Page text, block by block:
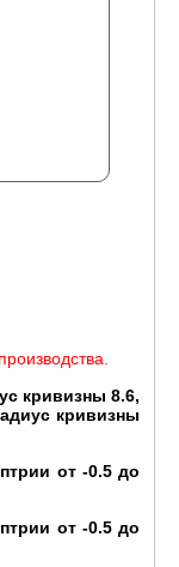
кривизны 8.6,
кривизны
от -0.5 до
от -0.5 до